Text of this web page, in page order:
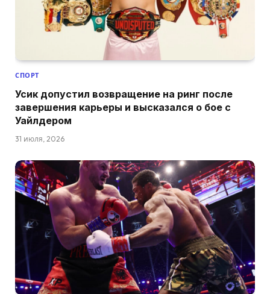
СПОРТ
Усик допустил возвращение на ринг после
завершения карьеры и высказался о бое с
Уайлдером
31 июля, 2026